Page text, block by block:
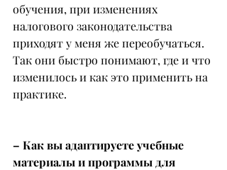
обучения, при изменениях
налогового законодательства
приходят у меня же переобучаться.
Так они быстро понимают, где и что
изменилось и как это применить на
практике.
– Как вы адаптируете учебные
материалы и программы для